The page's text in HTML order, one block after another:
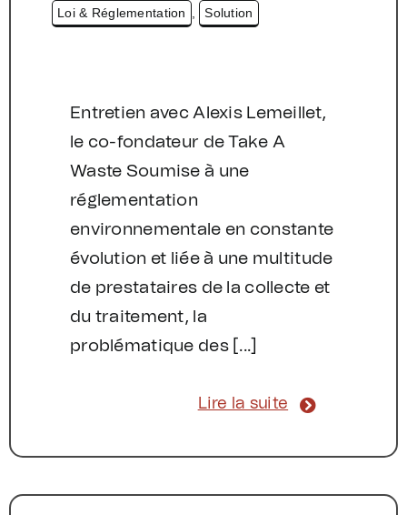
Loi & Réglementation , Solution
Entretien avec Alexis Lemeillet,
le co-fondateur de Take A
Waste Soumise à une
réglementation
environnementale en constante
évolution et liée à une multitude
de prestataires de la collecte et
du traitement, la
problématique des [...]
Lire la suite